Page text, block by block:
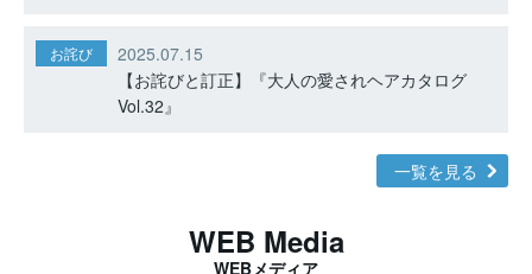
お詫び
2025.07.15
【お詫びと訂正】『大人の愛されヘアカタログ
Vol.32』
一覧を見る
WEB Media
WEBメディア